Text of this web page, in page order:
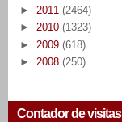
► 2011 (2464)
► 2010 (1323)
► 2009 (618)
► 2008 (250)
Contador de visitas